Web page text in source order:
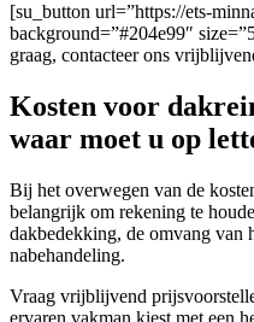
[su_button url=”https://ets-
background=”#204e99″
graag, contacteer ons
Kosten voor
waar moet u op
Bij het overwegen van de
belangrijk om rekening te
dakbedekking, de omvang van
nabehandeling.
Vraag vrijblijvend
ervaren vakman kiest met een